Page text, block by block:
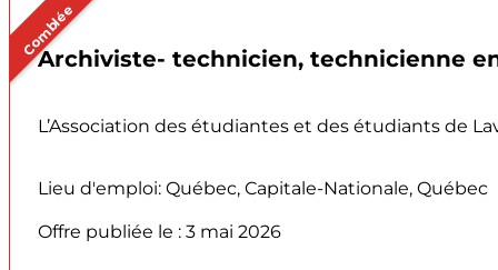
Comblée
Archiviste- technicien, technicienne
L’Association des étudiantes et des étudiants de
Lieu d'emploi: Québec, Capitale-Nationale, Québec
Offre publiée le : 3 mai 2026